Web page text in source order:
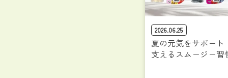
2026.06.25
夏の元気をサポート
支えるスムージー習